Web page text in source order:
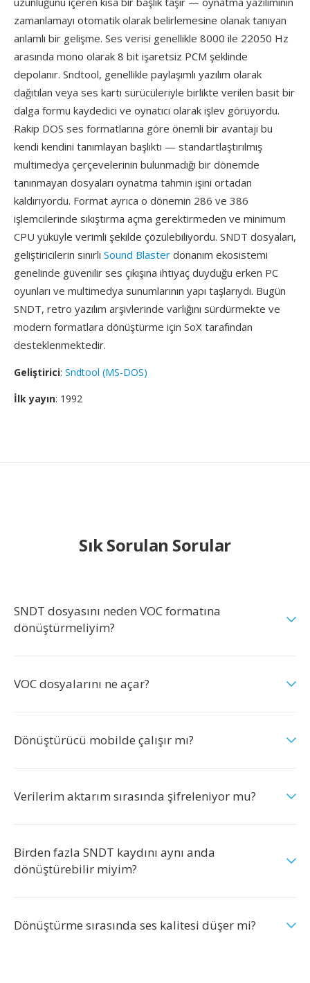
zamanlamayı otomatik olarak belirlemesine olanak tanıyan
anlamlı bir gelişme. Ses verisi genellikle 8000 ile 22050 Hz
arasında mono olarak 8 bit işaretsiz PCM şeklinde
depolanır. Sndtool, genellikle paylaşımlı yazılım olarak
dağıtılan veya ses kartı sürücüleriyle birlikte verilen basit bir
dalga formu kaydedici ve oynatıcı olarak işlev görüyordu.
Rakip DOS ses formatlarına göre önemli bir avantajı bu
kendi kendini tanımlayan başlıktı — standartlaştırılmış
multimedya çerçevelerinin bulunmadığı bir dönemde
tanınmayan dosyaları oynatma tahmin işini ortadan
kaldırıyordu. Format ayrıca o dönemin 286 ve 386
işlemcilerinde sıkıştırma açma gerektirmeden ve minimum
CPU yüküyle verimli şekilde çözülebiliyordu. SNDT dosyaları,
geliştiricilerin sınırlı Sound Blaster donanım ekosistemi
genelinde güvenilir ses çıkışına ihtiyaç duyduğu erken PC
oyunları ve multimedya sunumlarının yapı taşlarıydı. Bugün
SNDT, retro yazılım arşivlerinde varlığını sürdürmekte ve
modern formatlara dönüştürme için SoX tarafından
desteklenmektedir.
Geliştirici: Sndtool (MS-DOS)
İlk yayın: 1992
Sık Sorulan Sorular
SNDT dosyasını neden VOC formatına
dönüştürmeliyim?
VOC dosyalarını ne açar?
Dönüştürücü mobilde çalışır mı?
Verilerim aktarım sırasında şifreleniyor mu?
Birden fazla SNDT kaydını aynı anda
dönüştürebilir miyim?
Dönüştürme sırasında ses kalitesi düşer mi?